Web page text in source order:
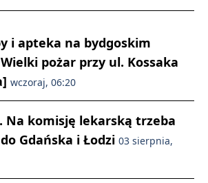
i apteka na bydgoskim
pożar przy ul. Kossaka
wczoraj, 06:20
Na komisję lekarską trzeba
Gdańska i Łodzi 03 sierpnia,